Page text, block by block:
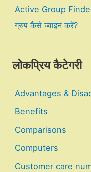
Active Group
ग्रुप कैसे ज्वाइन करें?
लोकप्रिय कैटेगरी
Advantages &
Benefits
Comparisons
Computers
Customer care